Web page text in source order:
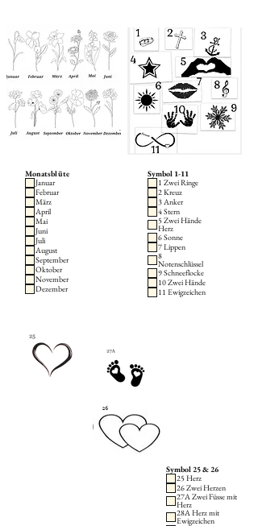
Monatsblüte
Januar
Februar
März
April
Mai
Juni
Juli
August
September
Oktober
November
Dezember
Symbol 1-11
1 Zwei Ringe
2 Kreuz
3 Anker
4 Stern
5 Zwei Hände
Herz
6 Sonne
7 Lippen
8
Notenschlüssel
9 Schneeflocke
10 Zwei Hände
11 Ewigzeichen
Symbol 25 & 26
25 Herz
26 Zwei Herzen
27A Zwei Füsse mit
Herz
28A Herz mit
Ewigzeichen